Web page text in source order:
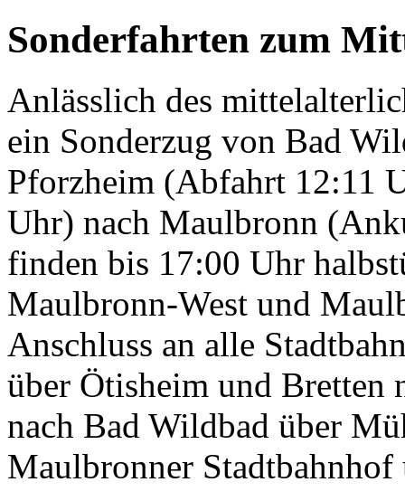
Sonderfahrten zum
Anlässlich des
ein Sonderzug von Bad
Pforzheim (Abfahrt 12:11
Uhr) nach Maulbronn
finden bis 17:00 Uhr
Maulbronn-West und
Anschluss an alle
über Ötisheim und Bretten
nach Bad Wildbad über
Maulbronner